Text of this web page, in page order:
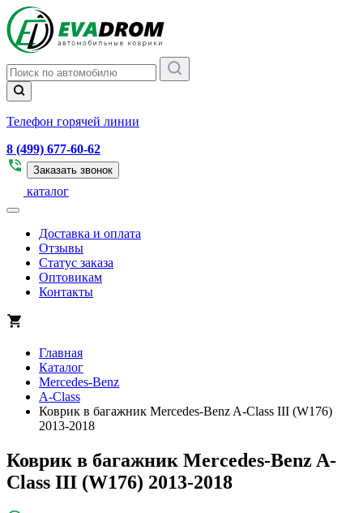
Телефон горячей линии
8 (499) 677-60-62
Заказать звонок
каталог
Доставка и оплата
Отзывы
Статус заказа
Оптовикам
Контакты
Главная
Каталог
Mercedes-Benz
A-Class
Коврик в багажник Mercedes-Benz A-Class III (W176)
2013-2018
Коврик в багажник Mercedes-Benz A-
Class III (W176) 2013-2018